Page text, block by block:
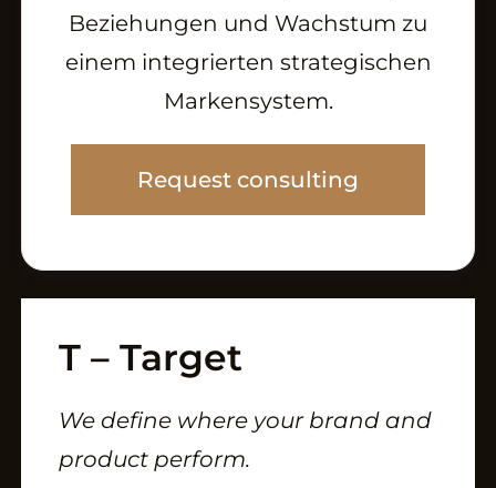
Beziehungen und Wachstum zu
einem integrierten strategischen
Markensystem.
Request consulting
T – Target
We define where your brand and
product perform.